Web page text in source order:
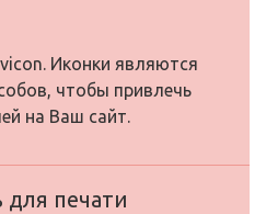
Иконки являются
чтобы привлечь
на Ваш сайт.
для печати